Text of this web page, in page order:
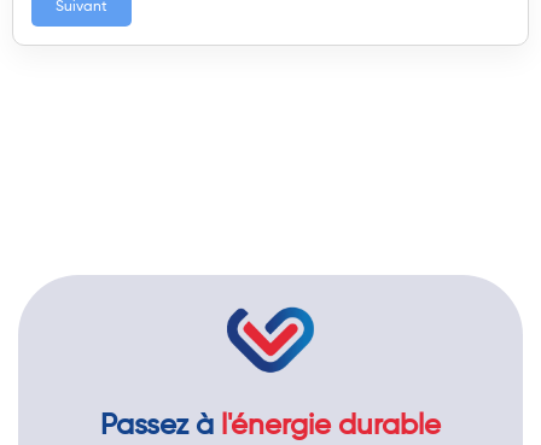
Suivant
Passez à l'énergie durable